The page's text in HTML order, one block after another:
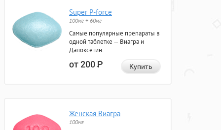
Super P-force
100мг + 60мг
Самые популярные препараты в
одной таблетке — Виагра и
Дапоксетин.
от 200Р Купить
Женская Виагра
100мг